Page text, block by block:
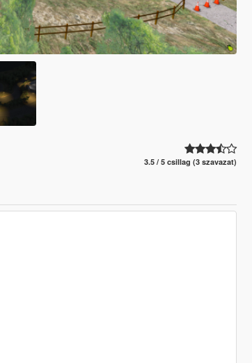
3.5 / 5 csillag (3 szavazat)